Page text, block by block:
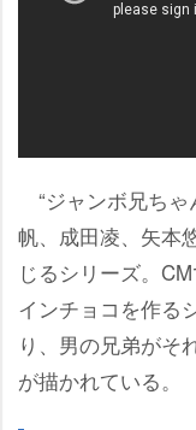
“ジャンボ兄ちゃ
帆、成田凌、矢本
じるシリーズ。
インチョコを作る
り、男の兄弟がそ
が描かれている。